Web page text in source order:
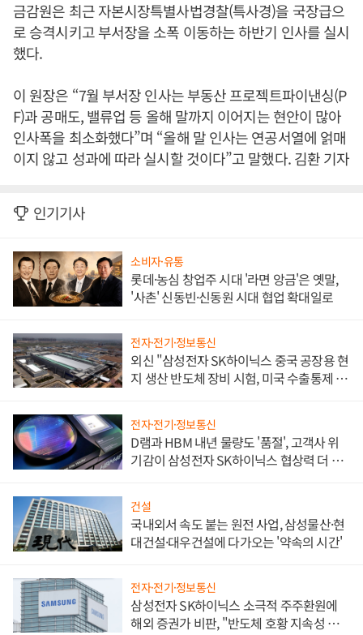
금감원은 최근 자본시장특별사법경찰(특사경)을 국장급으
로 승격시키고 부서장을 소폭 이동하는 하반기 인사를 실시
했다.
이 원장은 “7월 부서장 인사는 부동산 프로젝트파이낸싱(P
F)과 공매도, 밸류업 등 올해 말까지 이어지는 현안이 많아
인사폭을 최소화했다”며 “올해 말 인사는 연공서열에 얽매
이지 않고 성과에 따라 실시할 것이다”고 말했다. 김환 기자
인기기사
소비자·유통
롯데·농심 창업주 시대 '라면 앙금'은 옛말,
'사촌' 신동빈·신동원 시대 협업 확대일로
전자·전기·정보통신
외신 "삼성전자 SK하이닉스 중국 공장용 현
지 생산 반도체 장비 시험, 미국 수출통제 대
전자·전기·정보통신
D램과 HBM 내년 물량도 '품절', 고객사 위
기감이 삼성전자 SK하이닉스 협상력 더 키
건설
국내외서 속도 붙는 원전 사업, 삼성물산·현
대건설·대우건설에 다가오는 '약속의 시간'
전자·전기·정보통신
삼성전자 SK하이닉스 소극적 주주환원에
해외 증권가 비판, "반도체 호황 지속성 의